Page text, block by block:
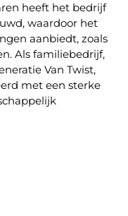
heeft het bedrijf
waardoor het
aanbiedt, zoals
Als familiebedrijf,
Van Twist,
met een sterke